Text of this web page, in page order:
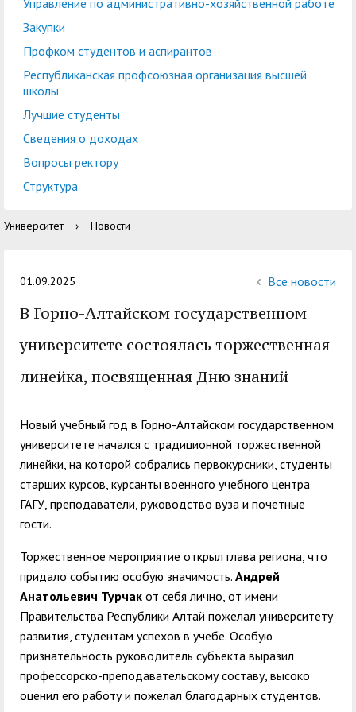
Международная
деятельность
Управление по
административно-
Закупки
Республиканская
организация высшей
Центр тестирования
иностранных граждан
по русскому языку
Центр развития
компетенций
Центр русского языка
обучающихся ГАГУ
Образовательный
Информация о
отпуска обучающимся
Управление по административно-хозяйственной работе
Закупки
Профком студентов и аспирантов
Республиканская профсоюзная организация высшей
школы
Лучшие студенты
Сведения о доходах
Вопросы ректору
Структура
Университет › Новости
01.09.2025 Все новости
В Горно-Алтайском государственном
университете состоялась торжественная
линейка, посвященная Дню знаний
Новый учебный год в Горно-Алтайском государственном
университете начался с традиционной торжественной
линейки, на которой собрались первокурсники, студенты
старших курсов, курсанты военного учебного центра
ГАГУ, преподаватели, руководство вуза и почетные
гости.
Торжественное мероприятие открыл глава региона, что
придало событию особую значимость. Андрей
Анатольевич Турчак от себя лично, от имени
Правительства Республики Алтай пожелал университету
развития, студентам успехов в учебе. Особую
признательность руководитель субъекта выразил
профессорско-преподавательскому составу, высоко
оценил его работу и пожелал благодарных студентов.